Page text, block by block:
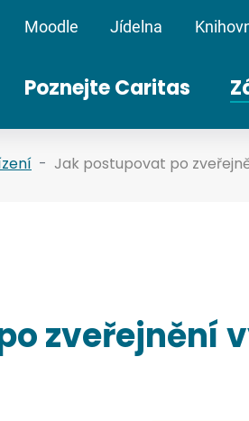
Moodle Jídelna
Poznejte Caritas
Jak postupovat po
zveřejnění